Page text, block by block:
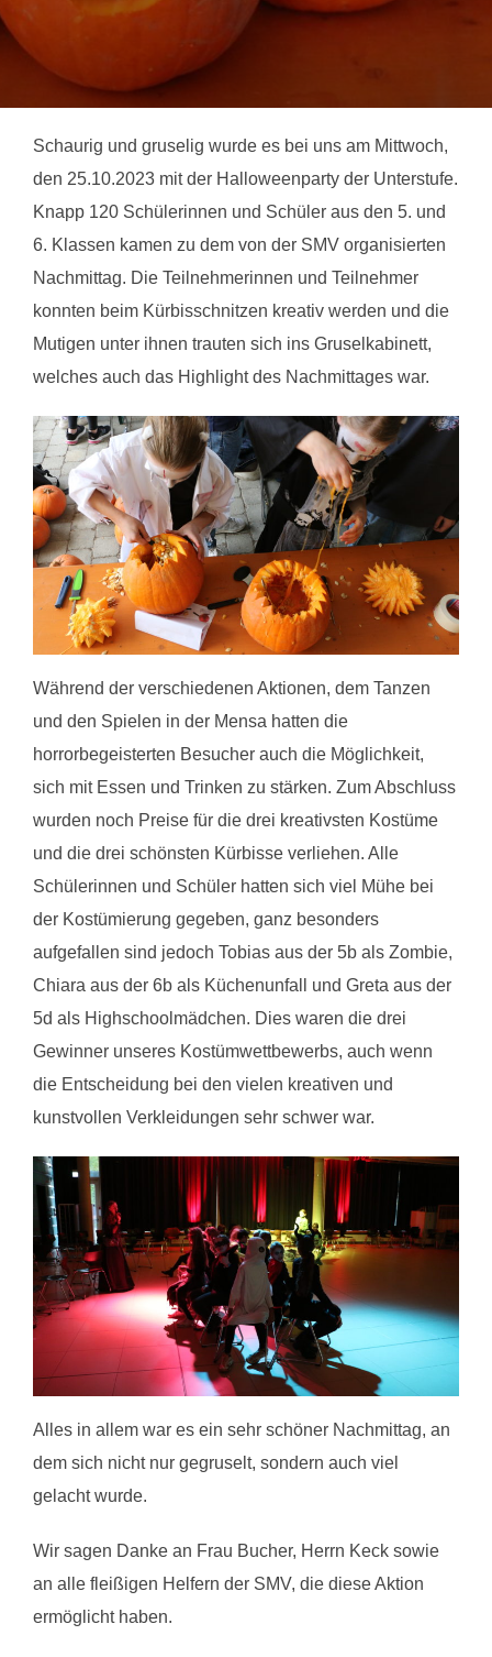
Schaurig und gruselig wurde es bei uns am Mittwoch,
den 25.10.2023 mit der Halloweenparty der Unterstufe.
Knapp 120 Schülerinnen und Schüler aus den 5. und
6. Klassen kamen zu dem von der SMV organisierten
Nachmittag. Die Teilnehmerinnen und Teilnehmer
konnten beim Kürbisschnitzen kreativ werden und die
Mutigen unter ihnen trauten sich ins Gruselkabinett,
welches auch das Highlight des Nachmittages war.
Während der verschiedenen Aktionen, dem Tanzen
und den Spielen in der Mensa hatten die
horrorbegeisterten Besucher auch die Möglichkeit,
sich mit Essen und Trinken zu stärken. Zum Abschluss
wurden noch Preise für die drei kreativsten Kostüme
und die drei schönsten Kürbisse verliehen. Alle
Schülerinnen und Schüler hatten sich viel Mühe bei
der Kostümierung gegeben, ganz besonders
aufgefallen sind jedoch Tobias aus der 5b als Zombie,
Chiara aus der 6b als Küchenunfall und Greta aus der
5d als Highschoolmädchen. Dies waren die drei
Gewinner unseres Kostümwettbewerbs, auch wenn
die Entscheidung bei den vielen kreativen und
kunstvollen Verkleidungen sehr schwer war.
Alles in allem war es ein sehr schöner Nachmittag, an
dem sich nicht nur gegruselt, sondern auch viel
gelacht wurde.
Wir sagen Danke an Frau Bucher, Herrn Keck sowie
an alle fleißigen Helfern der SMV, die diese Aktion
ermöglicht haben.